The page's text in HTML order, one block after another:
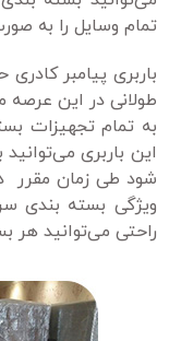
تمام وسایل را به
باربری پیامبر
طولانی در این
به تمام تجهیزات
این باربری
شود طی زمان مقرر
ویژگی بسته بندی
راحتی می‌توانید هر